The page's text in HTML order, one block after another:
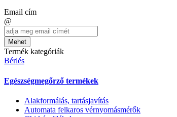
Email cím
@
Mehet
Termék kategóriák
Bérlés
Egészségmegőrző termékek
Alakformálás, tartásjavítás
Automata felkaros vérnyomásmérők